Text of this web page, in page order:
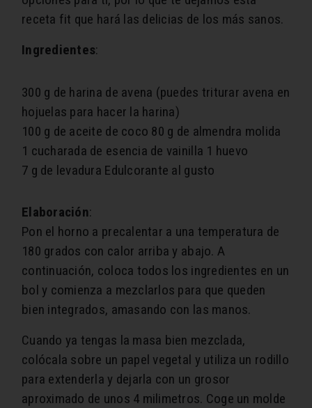
receta fit que hará las delicias de los más sanos.
Ingredientes:
300 g de harina de avena (puedes triturar avena en
hojuelas para hacer la harina)
100 g de aceite de coco 80 g de almendra molida
1 cucharada de esencia de vainilla 1 huevo
7 g de levadura Edulcorante al gusto
Elaboración:
Pon el horno a precalentar a una temperatura de
180 grados con calor arriba y abajo. A
continuación, coloca todos los ingredientes en un
bol y comienza a mezclarlos para que queden
bien integrados, amasando con las manos.
Cuando ya tengas la masa bien mezclada,
colócala sobre un papel vegetal y utiliza un rodillo
para extenderla y dejarla con un grosor
aproximado de unos 4 milimetros. Coge un molde